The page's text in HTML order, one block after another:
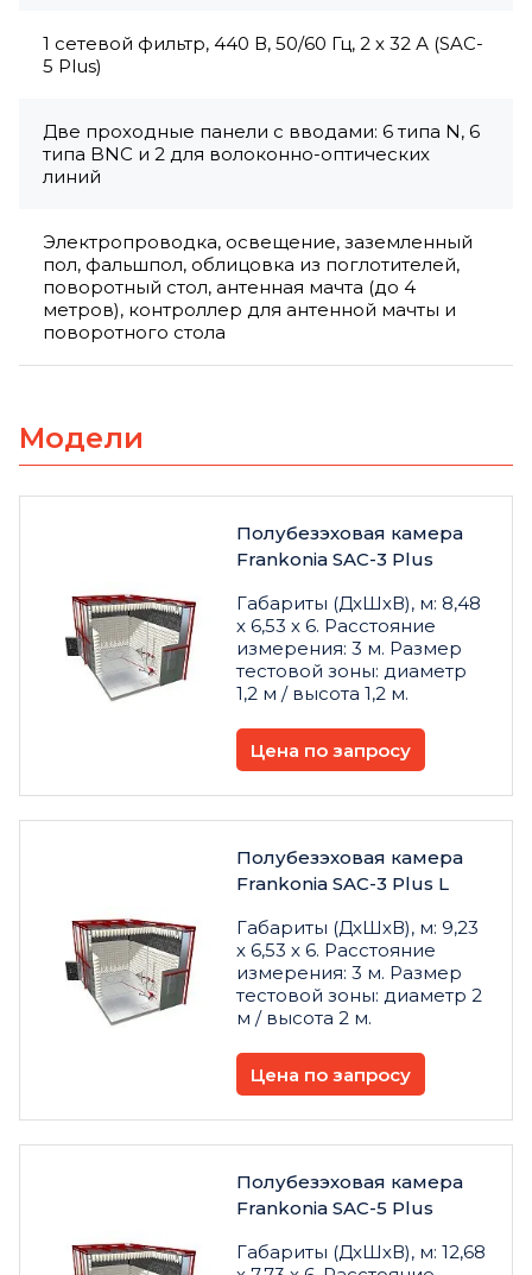
1 сетевой фильтр, 440 В, 50/60 Гц, 2 х 32 А (SAC-
5 Plus)
Две проходные панели с вводами: 6 типа N, 6
типа BNC и 2 для волоконно-оптических
линий
Электропроводка, освещение, заземленный
пол, фальшпол, облицовка из поглотителей,
поворотный стол, антенная мачта (до 4
метров), контроллер для антенной мачты и
поворотного стола
Модели
Полубезэховая камера
Frankonia SAC-3 Plus
Габариты (ДхШхВ), м: 8,48
х 6,53 х 6. Расстояние
измерения: 3 м. Размер
тестовой зоны: диаметр
1,2 м / высота 1,2 м.
Цена по запросу
Полубезэховая камера
Frankonia SAC-3 Plus L
Габариты (ДхШхВ), м: 9,23
х 6,53 х 6. Расстояние
измерения: 3 м. Размер
тестовой зоны: диаметр 2
м / высота 2 м.
Цена по запросу
Полубезэховая камера
Frankonia SAC-5 Plus
Габариты (ДхШхВ), м: 12,68